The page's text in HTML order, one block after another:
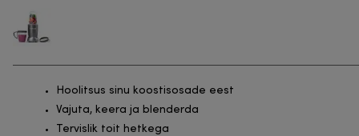
Hoolitsus sinu koostisosade eest
Vajuta, keera ja blenderda
Tervislik toit hetkega